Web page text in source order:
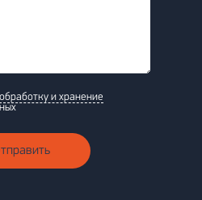
обработку и хранение